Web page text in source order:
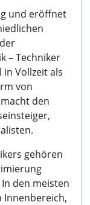
und eröffnet
– Techniker
Vollzeit als
von
den
gehören
den meisten
Innenbereich,